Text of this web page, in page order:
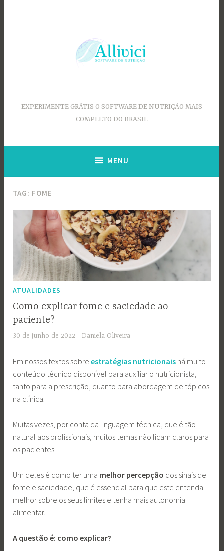
EXPERIMENTE GRÁTIS O SOFTWARE DE NUTRIÇÃO MAIS
COMPLETO DO BRASIL
MENU
TAG: FOME
ATUALIDADES
Como explicar fome e saciedade ao
paciente?
30 de junho de 2022 Daniela Oliveira
Em nossos textos sobreestratégias nutricionais há muito
conteúdo técnico disponível para auxiliar o nutricionista,
tanto para a prescrição, quanto para abordagem de tópicos
na clínica.
Muitas vezes, por conta da linguagem técnica, que é tão
natural aos profissionais, muitos temas não ficam claros para
os pacientes.
Um deles é como ter uma melhor percepção dos sinais de
fome e saciedade, que é essencial para que este entenda
melhor sobre os seus limites e tenha mais autonomia
alimentar.
A questão é: como explicar?